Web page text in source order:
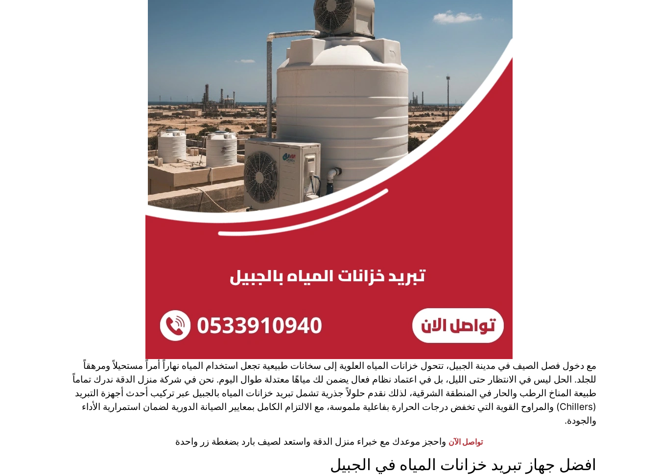
مع دخول فصل الصيف في مدينة الجبيل، تتحول خزانات المياه العلوية إلى سخانات طبيعية تجعل استخدام المياه نهاراً أمراً مستحيلاً ومرهقاً
للجلد. الحل ليس في الانتظار حتى الليل، بل في اعتماد نظام فعال يضمن لك مياهًا معتدلة طوال اليوم. نحن في شركة منزل الدقة ندرك تماماً
طبيعة المناخ الرطب والحار في المنطقة الشرقية، لذلك نقدم حلولاً جذرية تشمل تبريد خزانات المياه بالجبيل عبر تركيب أحدث أجهزة التبريد
(Chillers) والمراوح القوية التي تخفض درجات الحرارة بفاعلية ملموسة، مع الالتزام الكامل بمعايير الصيانة الدورية لضمان استمرارية الأداء
والجودة.
تواصل الآن واحجز موعدك مع خبراء منزل الدقة واستعد لصيف بارد بضغطة زر واحدة
افضل جهاز تبريد خزانات المياه في الجبيل